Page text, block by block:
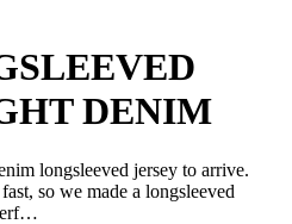
DENIM
longsleeved jersey to arrive.
so we made a longsleeved